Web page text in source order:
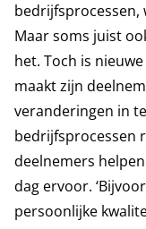
bedrijfsprocessen,
Maar soms juist
het. Toch is
maakt zijn
veranderingen in
bedrijfsprocessen
deelnemers
dag ervoor.
persoonlijke